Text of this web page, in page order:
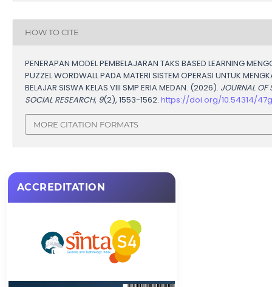
HOW TO CITE
PENERAPAN MODEL PEMBELAJARAN TAKS BASED LEARNING
PUZZEL WORDWALL PADA MATERI SISTEM OPERASI UNTUK
BELAJAR SISWA KELAS VIII SMP ERIA MEDAN. (2026). JOURNAL OF
SOCIAL RESEARCH, 9(2), 1553-1562. https://doi.org/10.54314/
MORE CITATION FORMATS
ACCREDITATION